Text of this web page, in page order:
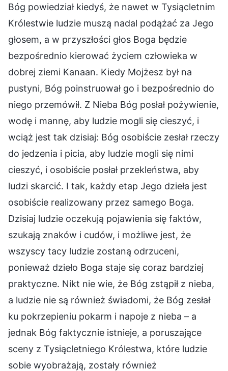
Bóg powiedział kiedyś, że nawet w Tysiącletnim
Królestwie ludzie muszą nadal podążać za Jego
głosem, a w przyszłości głos Boga będzie
bezpośrednio kierować życiem człowieka w
dobrej ziemi Kanaan. Kiedy Mojżesz był na
pustyni, Bóg poinstruował go i bezpośrednio do
niego przemówił. Z Nieba Bóg posłał pożywienie,
wodę i mannę, aby ludzie mogli się cieszyć, i
wciąż jest tak dzisiaj: Bóg osobiście zesłał rzeczy
do jedzenia i picia, aby ludzie mogli się nimi
cieszyć, i osobiście posłał przekleństwa, aby
ludzi skarcić. I tak, każdy etap Jego dzieła jest
osobiście realizowany przez samego Boga.
Dzisiaj ludzie oczekują pojawienia się faktów,
szukają znaków i cudów, i możliwe jest, że
wszyscy tacy ludzie zostaną odrzuceni,
ponieważ dzieło Boga staje się coraz bardziej
praktyczne. Nikt nie wie, że Bóg zstąpił z nieba,
a ludzie nie są również świadomi, że Bóg zesłał
ku pokrzepieniu pokarm i napoje z nieba – a
jednak Bóg faktycznie istnieje, a poruszające
sceny z Tysiącletniego Królestwa, które ludzie
sobie wyobrażają, zostały również